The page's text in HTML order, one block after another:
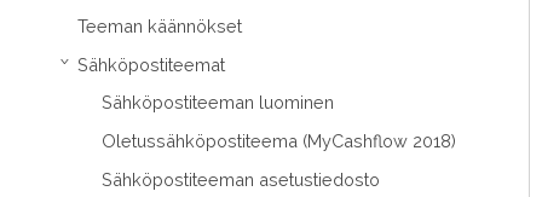
Teeman käännökset
› Sähköpostiteemat
Sähköpostiteeman luominen
Oletussähköpostiteema (MyCashflow 2018)
Sähköpostiteeman asetustiedosto